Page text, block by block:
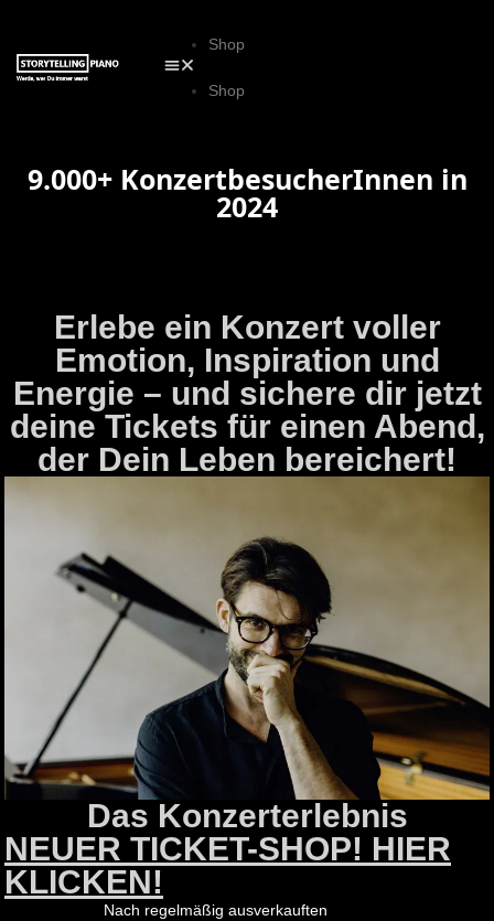
Shop
Shop
9.000+ KonzertbesucherInnen in
2024
Erlebe ein Konzert voller
Emotion, Inspiration und
Energie – und sichere dir jetzt
deine Tickets für einen Abend,
der Dein Leben bereichert!
Das Konzerterlebnis
NEUER TICKET-SHOP! HIER
KLICKEN!
Nach regelmäßig ausverkauften